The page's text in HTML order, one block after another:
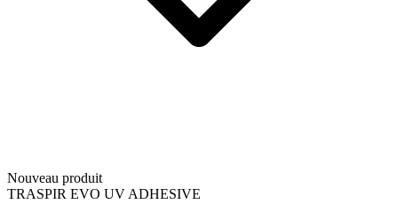
Nouveau produit
TRASPIR EVO UV ADHESIVE